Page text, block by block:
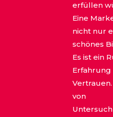
erfüllen
Eine
nicht nur
schönes
Es ist ein
Erfahrung
von